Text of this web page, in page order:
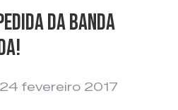
da Banda
fevereiro 2017